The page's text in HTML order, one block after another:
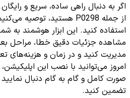
اگر به دنبال راهی ساده، سریع و
استفاده کنید. این ابزار هوشمند
مشاهده جزئیات دقیق خطا، مراحل
مدیریت کنید و در زمان و هزینه‌های
امروز می‌توانید با نصب این اپلیکیشن،
صورت کامل و گام به گام دنبال
تضمین کنید.